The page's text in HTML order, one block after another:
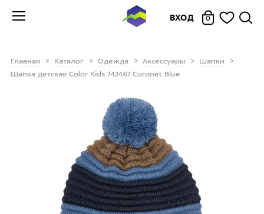
ВХОД 0
Главная Каталог Одежда Аксессуары
Шапки
Шапка детская Color Kids 742467 Coronet Blue